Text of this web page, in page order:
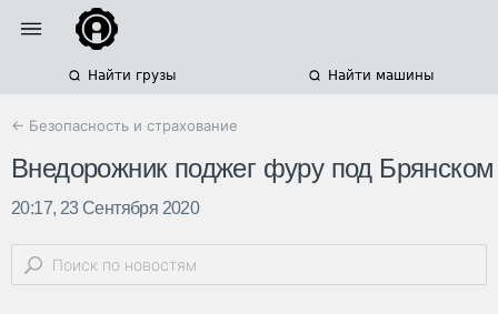
Найти грузы Найти машины
← Безопасность и страхование
Внедорожник поджег фуру под Брянском
20:17, 23 Сентября 2020